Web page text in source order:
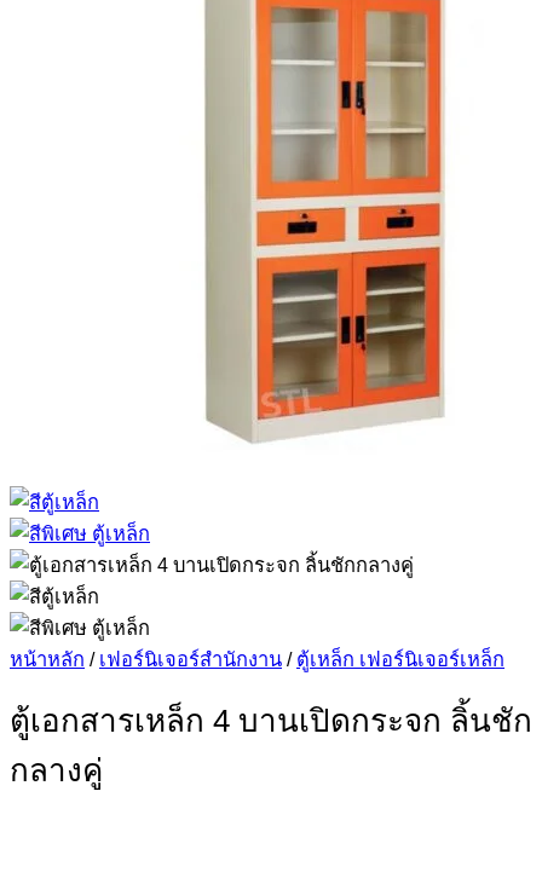
หน้าหลัก / เฟอร์นิเจอร์สำนักงาน / ตู้เหล็ก เฟอร์นิเจอร์เหล็ก
ตู้เอกสารเหล็ก 4 บานเปิดกระจก ลิ้นชัก
กลางคู่